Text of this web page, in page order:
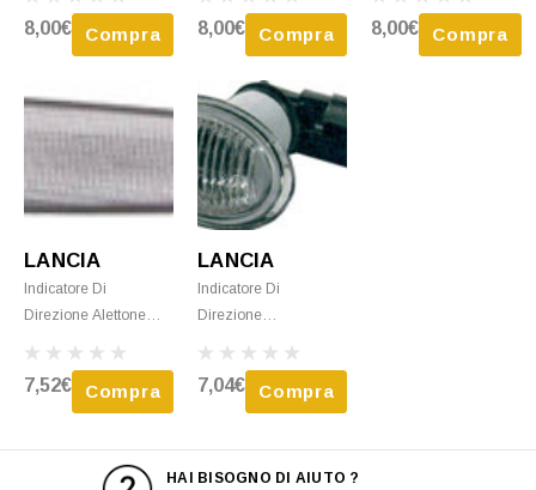
2015 Incolore Nuovo
8,00€ Compra
2011 Al 2015 Incolore
Nuovo
8,00€ Compra
2015 Incolore Nuovo
8,00€ Compra
LANCIA
Indicatore Di
Direzione Alettone
LANCIA YPSILON II
Ph. 1 2011-2015,
7,52€ Compra
LANCIA
Indicatore Di
Direzione
LANCIA YPSILON -
2006 > 2011 Incolore
7,04€ Compra
HAI BISOGNO DI AIUTO ?